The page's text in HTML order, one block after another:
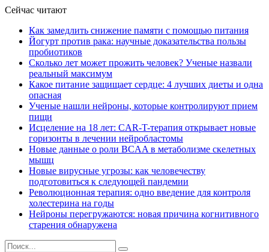
Сейчас читают
Как замедлить снижение памяти с помощью питания
Йогурт против рака: научные доказательства пользы
пробиотиков
Сколько лет может прожить человек? Ученые назвали
реальный максимум
Какое питание защищает сердце: 4 лучших диеты и одна
опасная
Ученые нашли нейроны, которые контролируют прием
пищи
Исцеление на 18 лет: CAR-T-терапия открывает новые
горизонты в лечении нейробластомы
Новые данные о роли BCAA в метаболизме скелетных
мышц
Новые вирусные угрозы: как человечеству
подготовиться к следующей пандемии
Революционная терапия: одно введение для контроля
холестерина на годы
Нейроны перегружаются: новая причина когнитивного
старения обнаружена